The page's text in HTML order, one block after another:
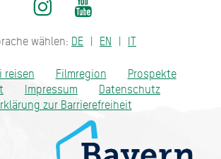
wählen: DE EN IT
reisen Filmregion
Prospekte
Impressum
Datenschutz
zur Barrierefreiheit